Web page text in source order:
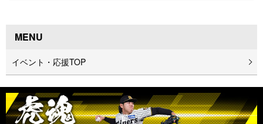
MENU
イベント・応援TOP